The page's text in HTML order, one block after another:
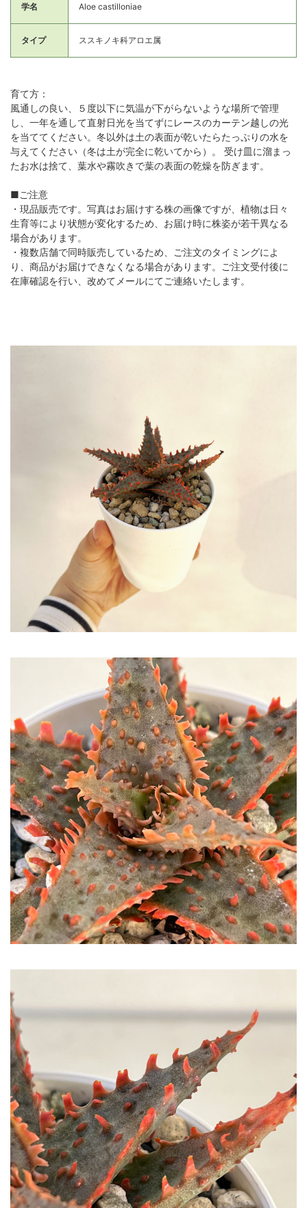
学名 Aloe castilloniae
タイプ ススキノキ科アロエ属
育て方：
風通しの良い、５度以下に気温が下がらないような場所で管理
し、一年を通して直射日光を当てずにレースのカーテン越しの光
を当ててください。冬以外は土の表面が乾いたらたっぷりの水を
与えてください（冬は土が完全に乾いてから）。 受け皿に溜まっ
たお水は捨て、葉水や霧吹きで葉の表面の乾燥を防ぎます。
■ご注意
・現品販売です。写真はお届けする株の画像ですが、植物は日々
生育等により状態が変化するため、お届け時に株姿が若干異なる
場合があります。
・複数店舗で同時販売しているため、ご注文のタイミングによ
り、商品がお届けできなくなる場合があります。ご注文受付後に
在庫確認を行い、改めてメールにてご連絡いたします。